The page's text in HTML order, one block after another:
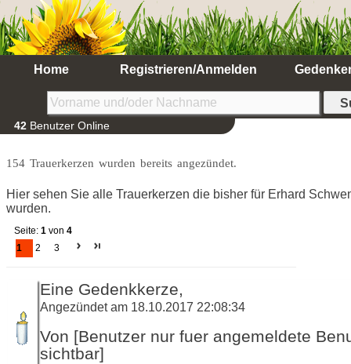
Home Registrieren/Anmelden
42 Benutzer Online
154 Trauerkerzen wurden bereits angezündet.
Hier sehen Sie alle Trauerkerzen die bisher für Erhard
wurden.
Seite: 1 von 4
1
2 3
Eine Gedenkkerze,
Angezündet am 18.10.2017 22:08:34
Von [Benutzer nur fuer angemeldete
sichtbar]